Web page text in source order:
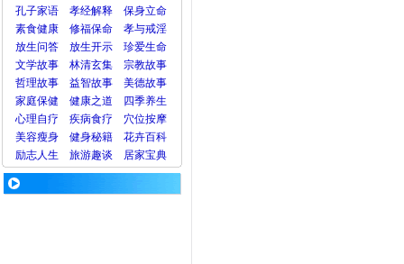
孔子家语
孝经解释
保身立命
素食健康
修福保命
孝与戒淫
放生问答
放生开示
珍爱生命
文学故事
林清玄集
宗教故事
哲理故事
益智故事
美德故事
家庭保健
健康之道
四季养生
心理自疗 疾病食疗 穴位按摩
美容瘦身 健身秘籍 花卉百科
励志人生
旅游趣谈 居家宝典